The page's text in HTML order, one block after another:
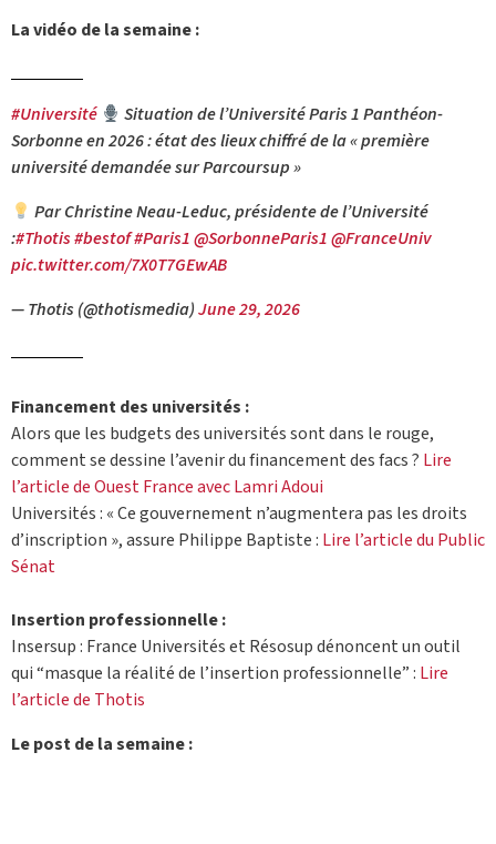
La vidéo de la semaine :
#Université
Situation de l’Université Paris 1 Panthéon-
Sorbonne en 2026 : état des lieux chiffré de la « première
université demandée sur Parcoursup »
Par Christine Neau-Leduc, présidente de l’Université
:#Thotis#bestof#Paris1@SorbonneParis1@FranceUniv
pic.twitter.com/7X0T7GEwAB
— Thotis (@thotismedia)June 29, 2026
Financement des universités :
Alors que les budgets des universités sont dans le rouge,
comment se dessine l’avenir du financement des facs ? Lire
l’article de Ouest France avec Lamri Adoui
Universités : « Ce gouvernement n’augmentera pas les droits
d’inscription », assure Philippe Baptiste : Lire l’article du Public
Sénat
Insertion professionnelle :
Insersup : France Universités et Résosup dénoncent un outil
qui “masque la réalité de l’insertion professionnelle” : Lire
l’article de Thotis
Le post de la semaine :